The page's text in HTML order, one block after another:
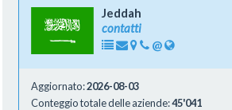
Jeddah
contatti
@
Aggiornato:2026-08-03
Conteggio totale delle aziende:45'041